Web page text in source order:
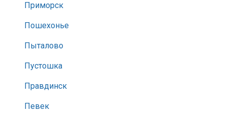
Приморск
Пошехонье
Пыталово
Пустошка
Правдинск
Певек